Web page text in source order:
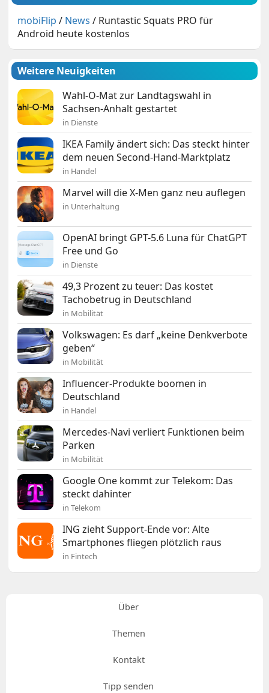
mobiFlip / News / Runtastic Squats PRO für
Android heute kostenlos
Weitere Neuigkeiten
Wahl-O-Mat zur Landtagswahl in
Sachsen-Anhalt gestartet
in Dienste
IKEA Family ändert sich: Das steckt hinter
dem neuen Second-Hand-Marktplatz
in Handel
Marvel will die X-Men ganz neu auflegen
in Unterhaltung
OpenAI bringt GPT-5.6 Luna für ChatGPT
Free und Go
in Dienste
49,3 Prozent zu teuer: Das kostet
Tachobetrug in Deutschland
in Mobilität
Volkswagen: Es darf „keine Denkverbote
geben“
in Mobilität
Influencer-Produkte boomen in
Deutschland
in Handel
Mercedes-Navi verliert Funktionen beim
Parken
in Mobilität
Google One kommt zur Telekom: Das
steckt dahinter
in Telekom
ING zieht Support-Ende vor: Alte
Smartphones fliegen plötzlich raus
in Fintech
Über
Themen
Kontakt
Tipp senden